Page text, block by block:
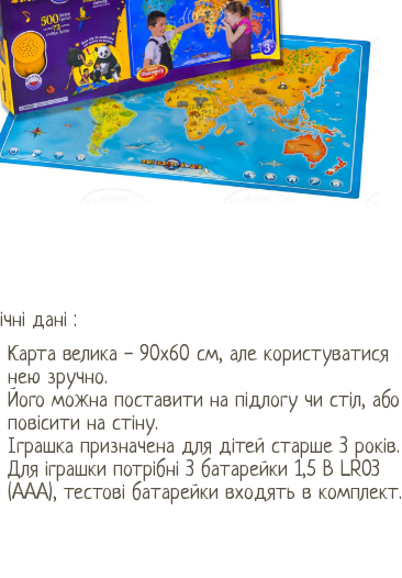
дані :
Карта велика - 90х60 см, але користуватися
нею зручно.
Його можна поставити на підлогу чи стіл, або
повісити на стіну.
Іграшка призначена для дітей старше 3 років.
Для іграшки потрібні 3 батарейки 1,5 В LR03
(AAA), тестові батарейки входять в комплект.